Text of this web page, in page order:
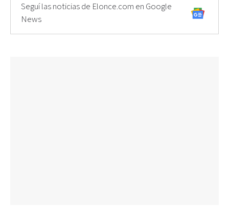
Seguí las noticias de Elonce.com en Google
News